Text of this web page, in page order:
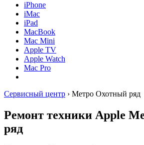
iPhone
iMac
iPad
MacBook
Mac Mini
Apple TV
Apple Watch
Mac Pro
Сервисный центр › Метро Охотный ряд
Ремонт техники Apple
ряд